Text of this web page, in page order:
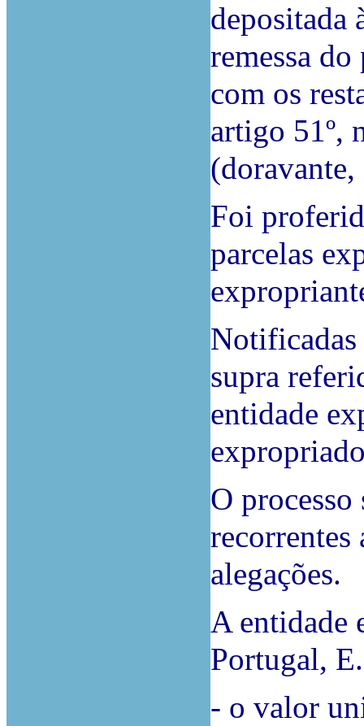
depositada
remessa
com os
artigo 51º,
Foi
parcelas
Notificadas
supra
entidade
O processo
recorrentes
alegações.
A entidade
Portugal,
- o valor